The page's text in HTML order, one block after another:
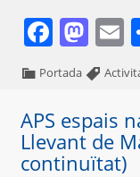
Portada
APS espais
Llevant de
continuïtat)